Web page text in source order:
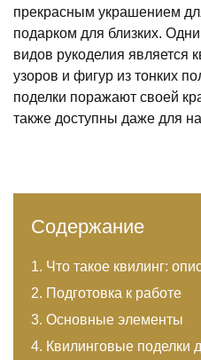
прекрасным украшением
подарком для близких.
видов рукоделия является
узоров и фигур из тонких
поделки поражают своей
также доступны даже для
Содержание
Что такое квилинг:
Подготовка к работе
Основные элементы
Квилинговые поделки